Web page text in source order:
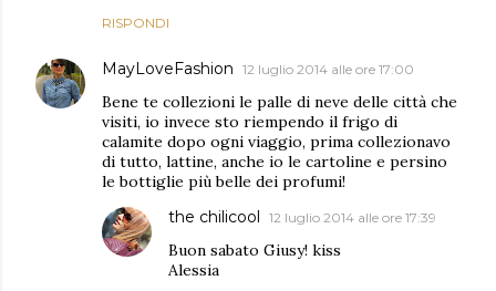
RISPONDI
MayLoveFashion 12 luglio 2014 alle ore 17:00
Bene te collezioni le palle di neve delle città che
visiti, io invece sto riempendo il frigo di
calamite dopo ogni viaggio, prima collezionavo
di tutto, lattine, anche io le cartoline e persino
le bottiglie più belle dei profumi!
the chilicool 12 luglio 2014 alle ore 17:39
Buon sabato Giusy! kiss
Alessia